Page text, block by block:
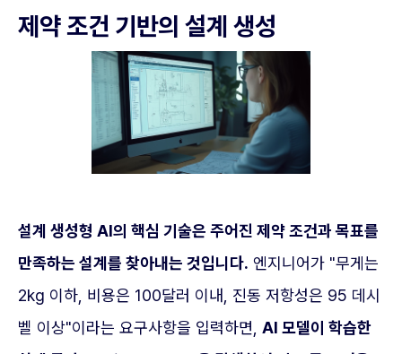
제약 조건 기반의 설계 생성
설계 생성형 AI의 핵심 기술은 주어진 제약 조건과 목표를
만족하는 설계를 찾아내는 것입니다. 엔지니어가 "무게는
2kg 이하, 비용은 100달러 이내, 진동 저항성은 95 데시
벨 이상"이라는 요구사항을 입력하면, AI 모델이 학습한